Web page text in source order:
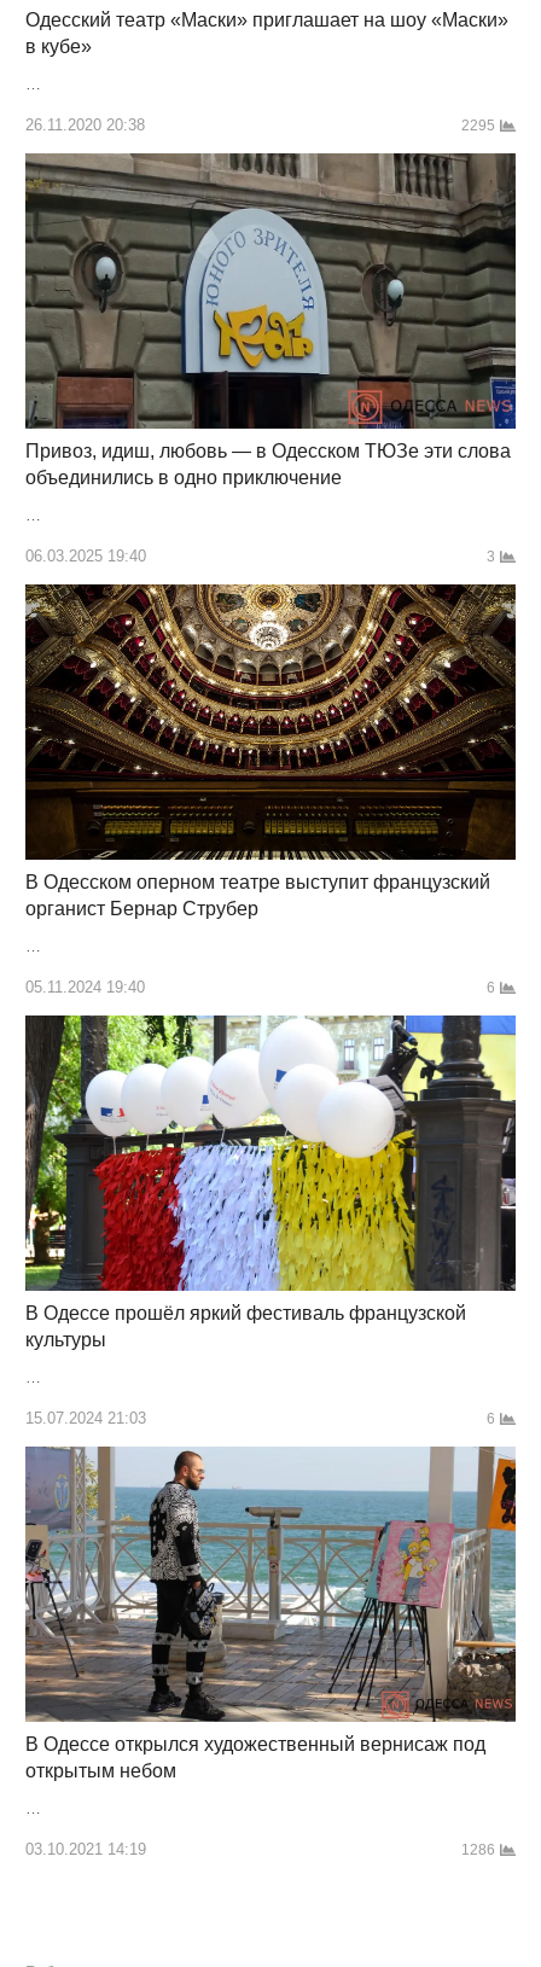
Одесский театр «Маски» приглашает на шоу «Маски»
в кубе»
26.11.2020 20:38 2295
Привоз, идиш, любовь — в Одесском ТЮЗе эти слова
объединились в одно приключение
06.03.2025 19:40 3
В Одесском оперном театре выступит французский
органист Бернар Струбер
05.11.2024 19:40 6
В Одессе прошёл яркий фестиваль французской
культуры
…
15.07.2024 21:03 6
В Одессе открылся художественный вернисаж под
открытым небом
…
03.10.2021 14:19 1286